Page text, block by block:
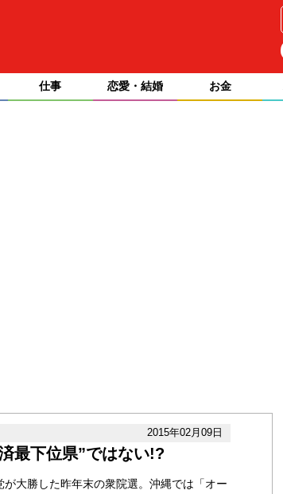
仕事 恋愛・結婚 お金
2015年02月09日
最下位県”ではない!?
が大勝した昨年末の衆院選。沖縄では「オー